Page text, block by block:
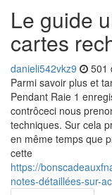
Le guide
cartes
danieli542vkz9 501
Parmi savoir plus et
Pendant Raie 1
contrôceci nous
techniques. Sur cela
en même temps que
cette
https://
notes-détaillées-sur-